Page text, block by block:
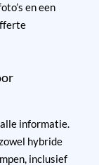
en een
informatie.
hybride
, inclusief